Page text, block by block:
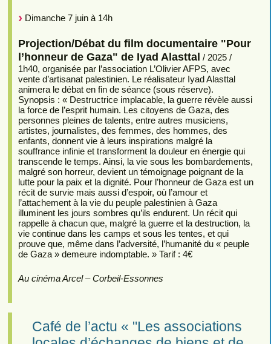
Dimanche 7 juin à 14h
Projection/Débat du film documentaire "Pour
l’honneur de Gaza" de Iyad Alasttal / 2025 /
1h40, organisée par l’association L’Olivier AFPS, avec
vente d’artisanat palestinien. Le réalisateur Iyad Alasttal
animera le débat en fin de séance (sous réserve).
Synopsis : « Destructrice implacable, la guerre révèle aussi
la force de l’esprit humain. Les citoyens de Gaza, des
personnes pleines de talents, entre autres musiciens,
artistes, journalistes, des femmes, des hommes, des
enfants, donnent vie à leurs inspirations malgré la
souffrance infinie et transforment la douleur en énergie qui
transcende le temps. Ainsi, la vie sous les bombardements,
malgré son horreur, devient un témoignage poignant de la
lutte pour la paix et la dignité. Pour l’honneur de Gaza est un
récit de survie mais aussi d’espoir, où l’amour et
l’attachement à la vie du peuple palestinien à Gaza
illuminent les jours sombres qu’ils endurent. Un récit qui
rappelle à chacun que, malgré la guerre et la destruction, la
vie continue dans les camps et sous les tentes, et qui
prouve que, même dans l’adversité, l’humanité du « peuple
de Gaza » demeure indomptable. » Tarif : 4€
Au cinéma Arcel – Corbeil-Essonnes
Café de l’actu « "Les associations